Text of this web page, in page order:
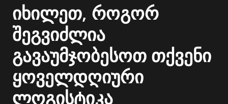
იხილეთ, როგორ
შეგვიძლია
გავაუმჯობესოთ თქვენი
ყოველდღიური
ლოგისტიკა